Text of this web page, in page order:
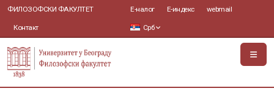
ФИЛОЗОФСКИ ФАКУЛТЕТ
Контакт
Е-налог Е-индекс webmail
Срб